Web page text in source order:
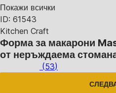
Покажи всички
ID: 61543
Kitchen Craft
Форма за макарони
от неръждаема
(53)